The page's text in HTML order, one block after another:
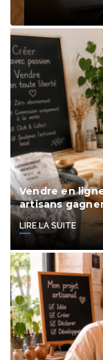
Vendre en
artisans
LIRE LA SUITE